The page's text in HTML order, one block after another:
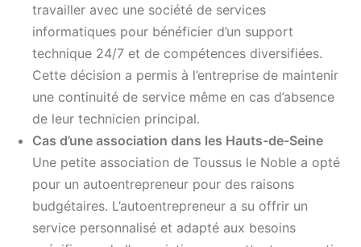
travailler avec une société de services
informatiques pour bénéficier d’un support
technique 24/7 et de compétences diversifiées.
Cette décision a permis à l’entreprise de maintenir
une continuité de service même en cas d’absence
de leur technicien principal.
Cas d’une association dans les Hauts-de-Seine
Une petite association de Toussus le Noble a opté
pour un autoentrepreneur pour des raisons
budgétaires. L’autoentrepreneur a su offrir un
service personnalisé et adapté aux besoins